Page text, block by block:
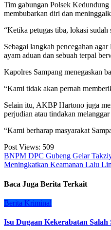
Tim gabungan Polsek
membubarkan diri dan
“Ketika petugas tiba, lokasi
Sebagai langkah pencegahan
ayam aduan dan sebuah terpal
Kapolres Sampang menegaskan
“Kami tidak akan pernah
Selain itu, AKBP Hartono juga
perjudian atau tindakan
“Kami berharap masyarakat
Post Views: 509
Navigasi
pos
BNPM DPC Gubeng Gelar
Meningkatkan Keamanan Lalu
Baca Juga Berita Terkait
Berita Kriminal
Isu Dugaan Kekerabatan